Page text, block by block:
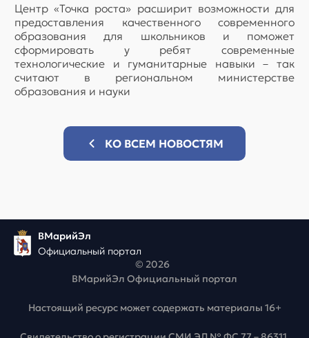
Центр «Точка роста» расширит возможности для
предоставления качественного современного
образования для школьников и поможет
сформировать у ребят современные
технологические и гуманитарные навыки – так
считают в региональном министерстве
образования и науки
КО ВСЕМ НОВОСТЯМ
ВМарийЭл
Официальный портал
© 2026
ВМарийЭл Официальный портал
Настоящий ресурс может содержать материалы 16+